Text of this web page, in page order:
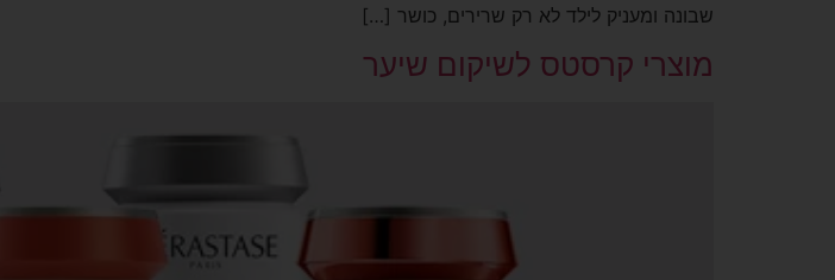
שבונה ומעניק לילד לא רק שרירים, כושר […]
מוצרי קרסטס לשיקום שיער